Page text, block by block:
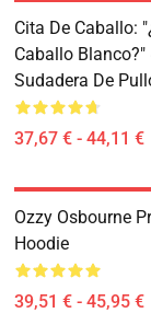
Cita De Caballo:
Caballo
Sudadera De
37,67 € - 44,11 €
Ozzy Osbourne
Hoodie
39,51 € - 45,95 €